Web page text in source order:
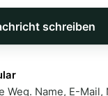
schreiben
Weg. Name, E-Mail,